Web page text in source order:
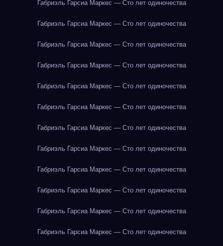
Габриэль Гарсиа Маркес — Сто лет одиночества
Габриэль Гарсиа Маркес — Сто лет одиночества
Габриэль Гарсиа Маркес — Сто лет одиночества
Габриэль Гарсиа Маркес — Сто лет одиночества
Габриэль Гарсиа Маркес — Сто лет одиночества
Габриэль Гарсиа Маркес — Сто лет одиночества
Габриэль Гарсиа Маркес — Сто лет одиночества
Габриэль Гарсиа Маркес — Сто лет одиночества
Габриэль Гарсиа Маркес — Сто лет одиночества
Габриэль Гарсиа Маркес — Сто лет одиночества
Габриэль Гарсиа Маркес — Сто лет одиночества
Габриэль Гарсиа Маркес — Сто лет одиночества